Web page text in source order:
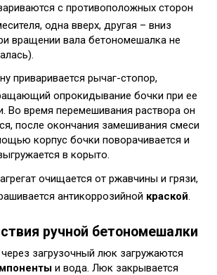
с противоположных сторон
одна вверх, другая – вниз
вращении вала бетономешалка не
приваривается рычаг-стопор,
опрокидывание бочки при ее
Во время перемешивания раствора он
после окончания замешивания смеси
корпус бочки поворачивается и
в корыто.
очищается от ржавчины и грязи,
антикоррозийной краской
ручной бетономешалки
загрузочный люк загружаются
и вода. Люк закрывается